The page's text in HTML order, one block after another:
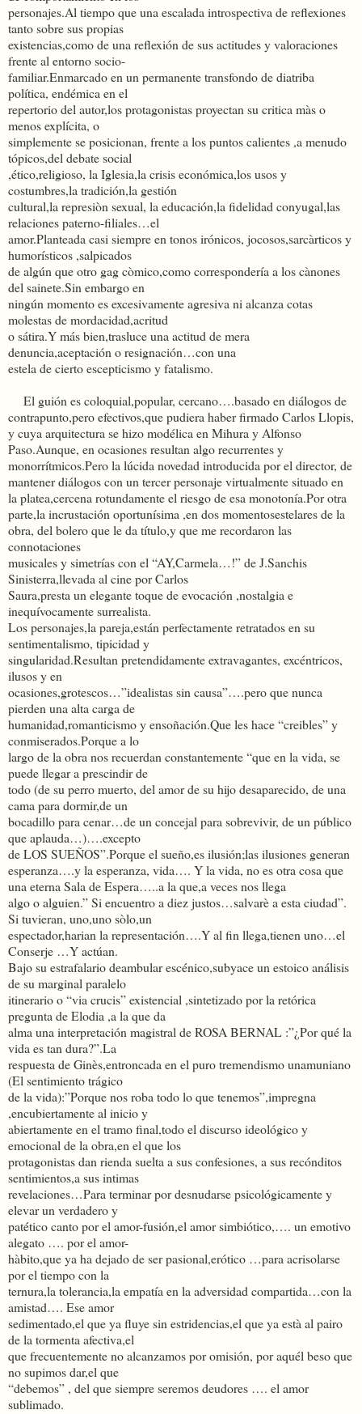
personajes.Al tiempo que una escalada introspectiva de reflexiones
tanto sobre sus propias
existencias,como de una reflexión de sus actitudes y valoraciones
frente al entorno socio-
familiar.Enmarcado en un permanente transfondo de diatriba
política, endémica en el
repertorio del autor,los protagonistas proyectan su critica màs o
menos explícita, o
simplemente se posicionan, frente a los puntos calientes ,a menudo
tópicos,del debate social
,ético,religioso, la Iglesia,la crisis económica,los usos y
costumbres,la tradición,la gestión
cultural,la represiòn sexual, la educación,la fidelidad conyugal,las
relaciones paterno-filiales…el
amor.Planteada casi siempre en tonos irónicos, jocosos,sarcàrticos y
humorísticos ,salpicados
de algún que otro gag còmico,como correspondería a los cànones
del sainete.Sin embargo en
ningún momento es excesivamente agresiva ni alcanza cotas
molestas de mordacidad,acritud
o sátira.Y más bien,trasluce una actitud de mera
denuncia,aceptación o resignación…con una
estela de cierto escepticismo y fatalismo.
El guión es coloquial,popular, cercano….basado en diálogos de
contrapunto,pero efectivos,que pudiera haber firmado Carlos Llopis,
y cuya arquitectura se hizo modélica en Mihura y Alfonso
Paso.Aunque, en ocasiones resultan algo recurrentes y
monorrítmicos.Pero la lúcida novedad introducida por el director, de
mantener diálogos con un tercer personaje virtualmente situado en
la platea,cercena rotundamente el riesgo de esa monotonía.Por otra
parte,la incrustación oportunísima ,en dos momentosestelares de la
obra, del bolero que le da título,y que me recordaron las
connotaciones
musicales y simetrías con el “AY,Carmela…!” de J.Sanchis
Sinisterra,llevada al cine por Carlos
Saura,presta un elegante toque de evocación ,nostalgia e
inequívocamente surrealista.
Los personajes,la pareja,están perfectamente retratados en su
sentimentalismo, tipicidad y
singularidad.Resultan pretendidamente extravagantes, excéntricos,
ilusos y en
ocasiones,grotescos…”idealistas sin causa”….pero que nunca
pierden una alta carga de
humanidad,romanticismo y ensoñación.Que les hace “creibles” y
conmiserados.Porque a lo
largo de la obra nos recuerdan constantemente “que en la vida, se
puede llegar a prescindir de
todo (de su perro muerto, del amor de su hijo desaparecido, de una
cama para dormir,de un
bocadillo para cenar…de un concejal para sobrevivir, de un público
que aplauda…)….excepto
de LOS SUEÑOS”.Porque el sueño,es ilusión;las ilusiones generan
esperanza….y la esperanza, vida…. Y la vida, no es otra cosa que
una eterna Sala de Espera…..a la que,a veces nos llega
algo o alguien.” Si encuentro a diez justos…salvarè a esta ciudad”.
Si tuvieran, uno,uno sòlo,un
espectador,harian la representación….Y al fin llega,tienen uno…el
Conserje …Y actúan.
Bajo su estrafalario deambular escénico,subyace un estoico análisis
de su marginal paralelo
itinerario o “via crucis” existencial ,sintetizado por la retórica
pregunta de Elodia ,a la que da
alma una interpretación magistral de ROSA BERNAL :”¿Por qué la
vida es tan dura?”.La
respuesta de Ginès,entroncada en el puro tremendismo unamuniano
(El sentimiento trágico
de la vida):”Porque nos roba todo lo que tenemos”,impregna
,encubiertamente al inicio y
abiertamente en el tramo final,todo el discurso ideológico y
emocional de la obra,en el que los
protagonistas dan rienda suelta a sus confesiones, a sus recónditos
sentimientos,a sus intimas
revelaciones…Para terminar por desnudarse psicológicamente y
elevar un verdadero y
patético canto por el amor-fusión,el amor simbiótico,…. un emotivo
alegato …. por el amor-
hàbito,que ya ha dejado de ser pasional,erótico …para acrisolarse
por el tiempo con la
ternura,la tolerancia,la empatía en la adversidad compartida…con la
amistad…. Ese amor
sedimentado,el que ya fluye sin estridencias,el que ya està al pairo
de la tormenta afectiva,el
que frecuentemente no alcanzamos por omisión, por aquél beso que
no supimos dar,el que
“debemos” , del que siempre seremos deudores …. el amor
sublimado.